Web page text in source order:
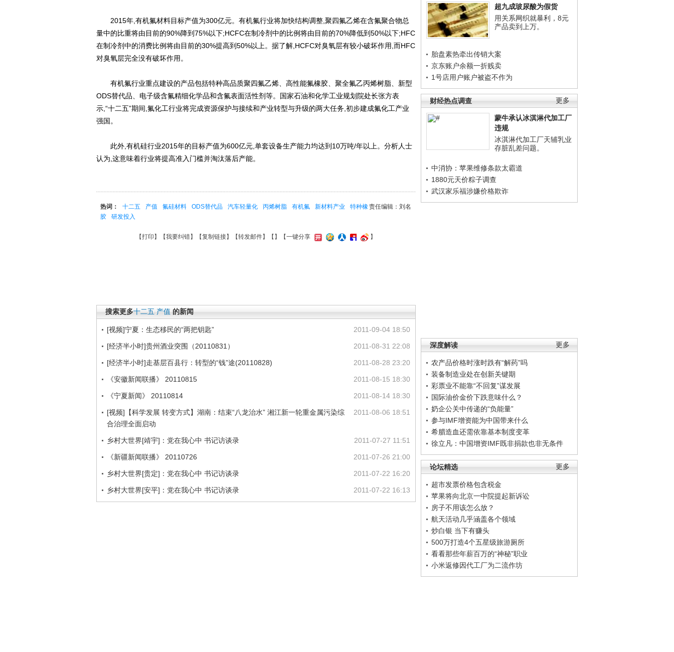
超九成玻尿酸为假货
用关系网织就暴利，8元
产品卖到上万。
胎盘素热牵出传销大案
京东账户余额一折贱卖
1号店用户账户被盗不作为
更多
财经热点调查
蒙牛承认冰淇淋代加工厂
违规
冰淇淋代加工厂天辅乳业
存脏乱差问题。
中消协：苹果维修条款太霸道
1880元天价粽子调查
武汉家乐福涉嫌价格欺诈
更多
深度解读
农产品价格时涨时跌有“解药”吗
装备制造业处在创新关键期
彩票业不能靠“不回复”谋发展
国际油价金价下跌意味什么？
奶企公关中传递的“负能量”
参与IMF增资能为中国带来什么
希腊造血还需依靠基本制度变革
徐立凡：中国增资IMF既非捐款也非无条件
更多
论坛精选
超市发票价格包含税金
苹果将向北京一中院提起新诉讼
房子不用该怎么放？
航天活动几乎涵盖各个领域
炒白银 当下有赚头
500万打造4个五星级旅游厕所
看看那些年薪百万的“神秘”职业
小米返修因代工厂为二流作坊
2015年,有机氟材料目标产值为300亿元。有机氟行业将加快结构调整,聚四氟乙烯在含氟聚合物总
量中的比重将由目前的90%降到75%以下;HCFC在制冷剂中的比例将由目前的70%降低到50%以下;HFC
在制冷剂中的消费比例将由目前的30%提高到50%以上。据了解,HCFC对臭氧层有较小破坏作用,而HFC
对臭氧层完全没有破坏作用。
有机氟行业重点建设的产品包括特种高品质聚四氟乙烯、高性能氟橡胶、聚全氟乙丙烯树脂、新型
ODS替代品、电子级含氟精细化学品和含氟表面活性剂等。国家石油和化学工业规划院处长张方表
示,“十二五”期间,氟化工行业将完成资源保护与接续和产业转型与升级的两大任务,初步建成氟化工产业
强国。
此外,有机硅行业2015年的目标产值为600亿元,单套设备生产能力均达到10万吨/年以上。分析人士
认为,这意味着行业将提高准入门槛并淘汰落后产能。
责任编辑：刘名
热词： 十二五 产值 氟硅材料 ODS替代品 汽车轻量化 丙烯树脂 有机氟 新材料产业
特种橡
胶
研发投入
【打印 】【我要纠错】【复制链接】【转发邮件】【 】 【一键分享 】
搜索更多十二五 产值 的新闻
2011-09-04 18:50
[视频]宁夏：生态移民的“两把钥匙”
2011-08-31 22:08
[经济半小时]贵州酒业突围（20110831）
2011-08-28 23:20
[经济半小时]走基层百县行：转型的“钱”途(20110828)
2011-08-15 18:30
《安徽新闻联播》 20110815
2011-08-14 18:30
《宁夏新闻》 20110814
2011-08-06 18:51
[视频]【科学发展 转变方式】湖南：结束“八龙治水” 湘江新一轮重金属污染综
合治理全面启动
2011-07-27 11:51
乡村大世界[靖宇]：党在我心中 书记访谈录
2011-07-26 21:00
《新疆新闻联播》 20110726
2011-07-22 16:20
乡村大世界[贵定]：党在我心中 书记访谈录
2011-07-22 16:13
乡村大世界[安平]：党在我心中 书记访谈录